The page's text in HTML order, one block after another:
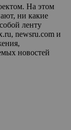
На этом
ни какие
ленту
newsru.com и
новостей